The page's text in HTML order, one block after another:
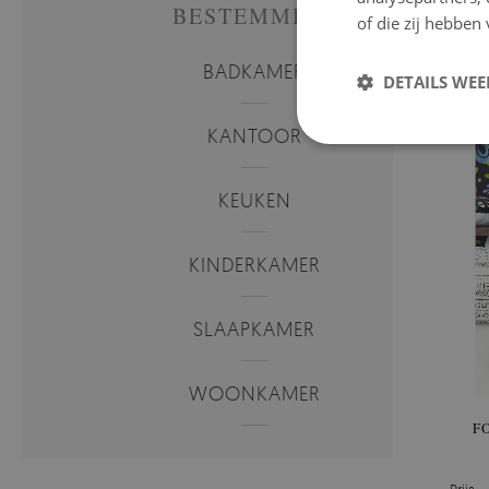
BESTEMMING
BADKAMER
KANTOOR
KEUKEN
KINDERKAMER
SLAAPKAMER
WOONKAMER
of die zij hebben
DETAILS